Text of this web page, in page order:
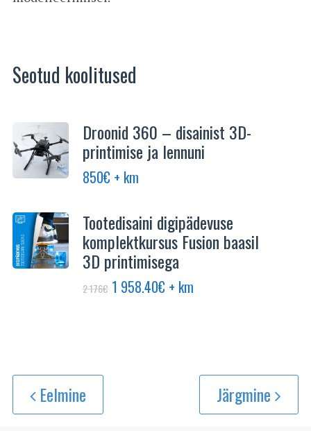
Seotud koolitused
Droonid 360 – disainist 3D-
printimise ja lennuni
850€ + km
Tootedisaini digipädevuse
komplektkursus Fusion baasil
3D printimisega
2 176€ Algne
1 958.40€Praegune
+ km
Eelmine Järgmine